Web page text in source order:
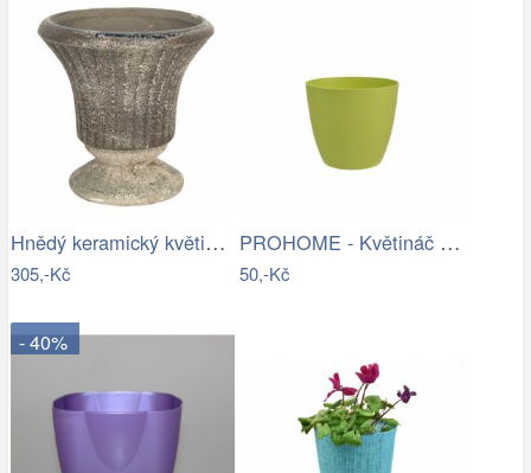
Hnědý keramický květináč s patinou v…
305,-Kč
PROHOME - Květináč dekorační ELLA 15cm…
50,-Kč
- 40%